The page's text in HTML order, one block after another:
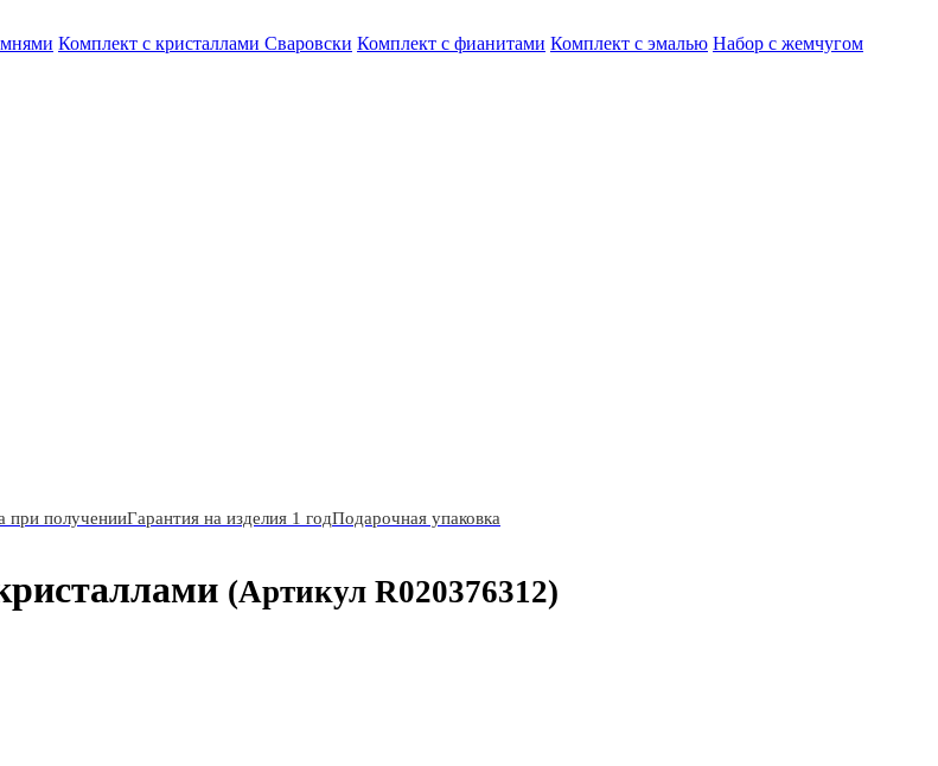
Комплект с кристаллами Сваровски Комплект с фианитами Комплект с эмалью Набор с жемчугом
при полученииГарантия на изделия 1 годПодарочная упаковка
(Артикул R020376312)